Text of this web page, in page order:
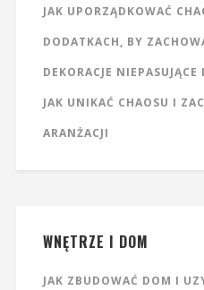
JAK UPORZĄDKOWAĆ
DODATKACH, BY
DEKORACJE
JAK UNIKAĆ CHAOSU I
ARANŻACJI
WNĘTRZE I DOM
JAK ZBUDOWAĆ DOM I